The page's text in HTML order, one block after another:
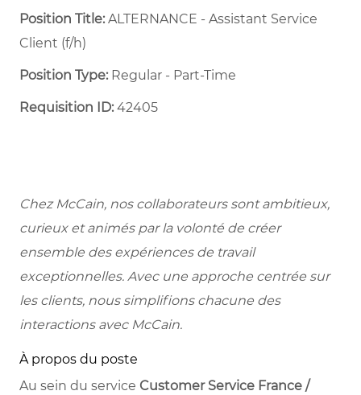
Position Title:ALTERNANCE - Assistant Service
Client (f/h)
Position Type:Regular - Part-Time ​
Requisition ID:42405
Chez McCain, nos collaborateurs sont ambitieux,
curieux et animés par la volonté de créer
ensemble des expériences de travail
exceptionnelles. Avec une approche centrée sur
les clients, nous simplifions chacune des
interactions avec McCain.
À propos du poste
Au sein du service Customer Service France /